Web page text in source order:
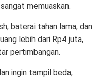
memuaskan.
baterai tahan lama, dan
lebih dari Rp4 juta,
pertimbangan.
ingin tampil beda,